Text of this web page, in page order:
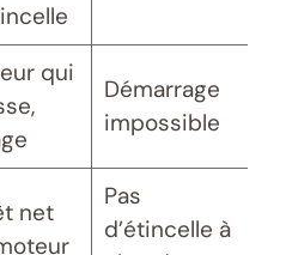
qui
Démarrage
impossible
net
Pas
d’étincelle à